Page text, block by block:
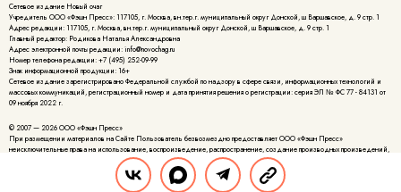
Сетевое издание Новый очаг
Учредитель ООО «Фэшн Пресс»: 117105, г. Москва, вн.тер.г. муниципальный округ Донской, ш Варшавское, д. 9 стр. 1
Адрес редакции: 117105, г. Москва, вн.тер.г. муниципальный округ Донской, ш Варшавское, д. 9 стр. 1
Главный редактор: Родикова Наталья Александровна
Адрес электронной почты редакции: info@novochag.ru
Номер телефона редакции: +7 (495) 252-09-99
Знак информационной продукции: 16+
Cетевое издание зарегистрировано Федеральной службой по надзору в сфере связи, информационных технологий и
массовых коммуникаций, регистрационный номер и дата принятия решения о регистрации: серия ЭЛ № ФС 77 - 84131 от
09 ноября 2022 г.
© 2007 — 2026 ООО «Фэшн Пресс»
При размещении материалов на Сайте Пользователь безвозмездно предоставляет ООО «Фэшн Пресс»
неисключительные права на использование, воспроизведение, распространение, создание производных произведений,
а также на демонстрацию материалов и доведение их до всеобщего сведения.